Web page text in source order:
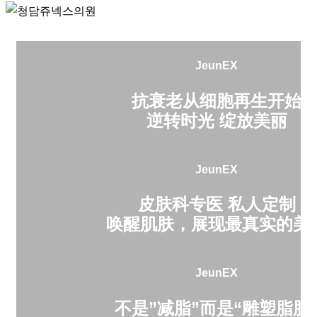
JeunEX
抗衰老从细胞再生开始
逆转时光 绽放美丽
JeunEX
皮肤科专医 私人定制
唤醒肌肤，展现最真实的美
JeunEX
不是”减脂”而是“雕塑脂肪